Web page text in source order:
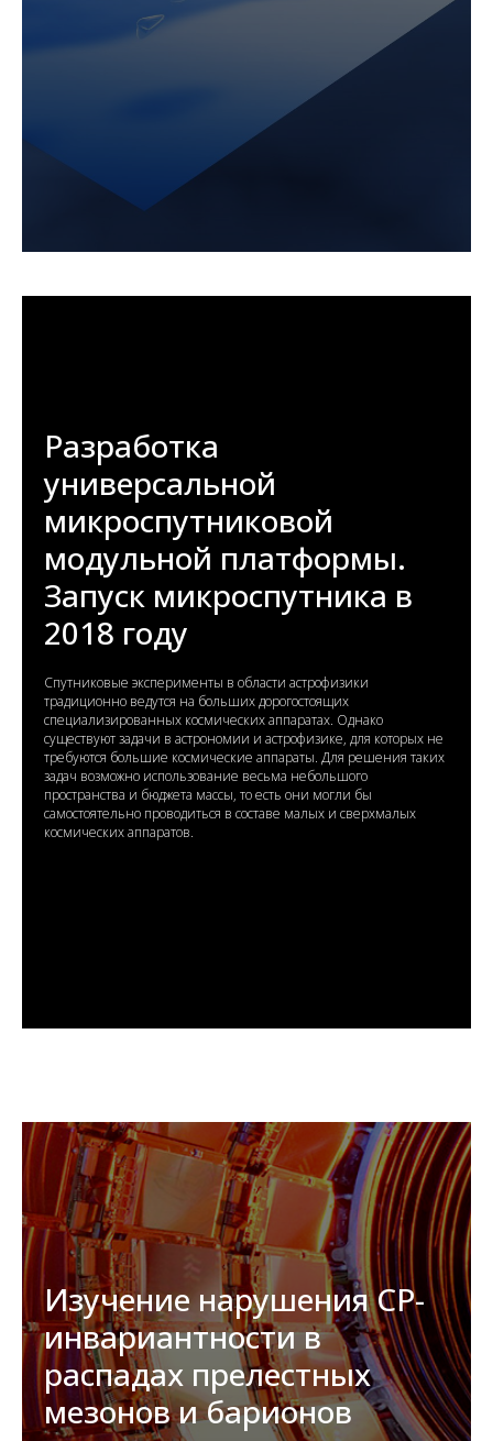
Разработка
универсальной
микроспутниковой
модульной платформы.
Запуск микроспутника в
2018 году
Спутниковые эксперименты в области астрофизики
традиционно ведутся на больших дорогостоящих
специализированных космических аппаратах. Однако
существуют задачи в астрономии и астрофизике, для которых не
требуются большие космические аппараты. Для решения таких
задач возможно использование весьма небольшого
пространства и бюджета массы, то есть они могли бы
самостоятельно проводиться в составе малых и сверхмалых
космических аппаратов.
Изучение нарушения CP-
инвариантности в
распадах прелестных
мезонов и барионов